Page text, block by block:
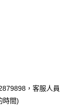
，客服人員
時間)